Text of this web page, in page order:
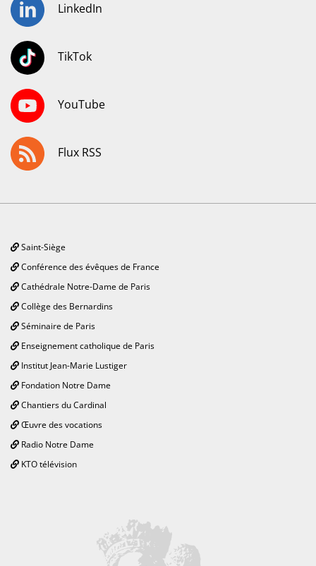
LinkedIn
TikTok
YouTube
Flux RSS
Saint-Siège
Conférence des évêques de France
Cathédrale Notre-Dame de Paris
Collège des Bernardins
Séminaire de Paris
Enseignement catholique de Paris
Institut Jean-Marie Lustiger
Fondation Notre Dame
Chantiers du Cardinal
Œuvre des vocations
Radio Notre Dame
KTO télévision